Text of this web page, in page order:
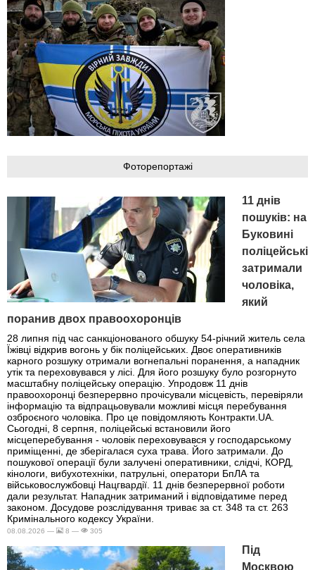
Фоторепортажі
11 днів
пошуків: на
Буковині
поліцейські
затримали
чоловіка,
який
поранив двох правоохоронців
28 липня під час санкціонованого обшуку 54-річний житель села
Їжівці відкрив вогонь у бік поліцейських. Двоє оперативників
карного розшуку отримали вогнепальні поранення, а нападник
утік та переховувався у лісі. Для його розшуку було розгорнуто
масштабну поліцейську операцію. Упродовж 11 днів
правоохоронці безперервно прочісували місцевість, перевіряли
інформацію та відпрацьовували можливі місця перебування
озброєного чоловіка. Про це повідомляють Контракти.UA.
Сьогодні, 8 серпня, поліцейські встановили його
місцеперебування - чоловік переховувався у господарському
приміщенні, де зберігалася суха трава. Його затримали. До
пошукової операції були залучені оперативники, слідчі, КОРД,
кінологи, вибухотехніки, патрульні, оператори БпЛА та
військовослужбовці Нацгвардії. 11 днів безперервної роботи
дали результат. Нападник затриманий і відповідатиме перед
законом. Досудове розслідування триває за ст. 348 та ст. 263
Кримінального кодексу України.
08.08.2026 — 8 — 305
Під
Москвою